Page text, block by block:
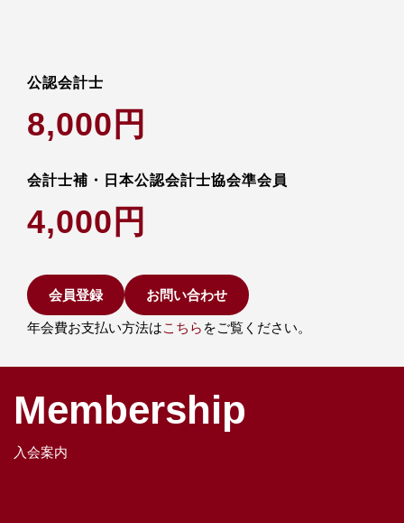
公認会計士
8,000円
会計士補・日本公認会計士協会準会員
4,000円
会員登録 お問い合わせ
年会費お支払い方法はこちら をご覧ください。
Membership
入会案内